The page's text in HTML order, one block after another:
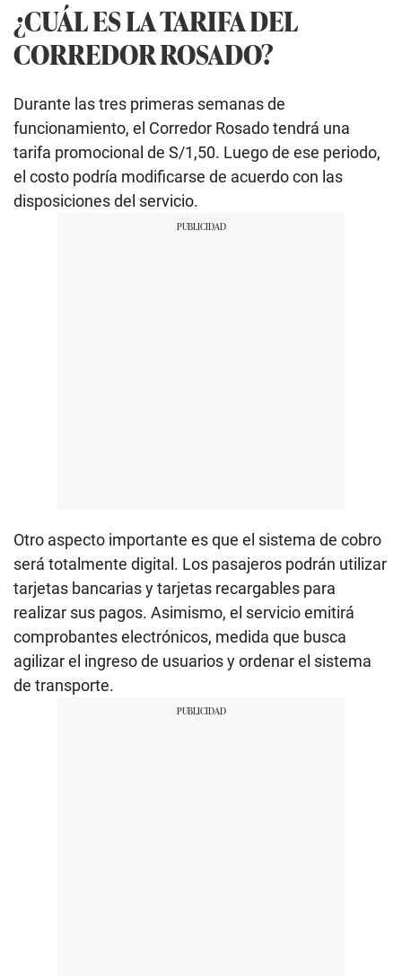
¿CUÁL ES LA TARIFA DEL
CORREDOR ROSADO?
Durante las tres primeras semanas de
funcionamiento, el Corredor Rosado tendrá una
tarifa promocional de S/1,50. Luego de ese periodo,
el costo podría modificarse de acuerdo con las
disposiciones del servicio.
Otro aspecto importante es que el sistema de cobro
será totalmente digital. Los pasajeros podrán utilizar
tarjetas bancarias y tarjetas recargables para
realizar sus pagos. Asimismo, el servicio emitirá
comprobantes electrónicos, medida que busca
agilizar el ingreso de usuarios y ordenar el sistema
de transporte.